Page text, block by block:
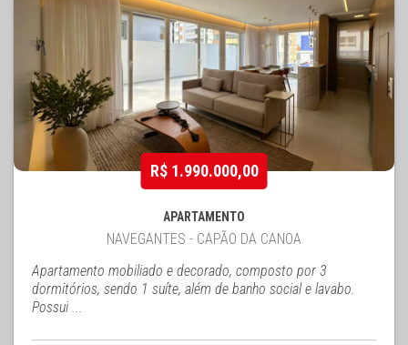
R$ 1.990.000,00
APARTAMENTO
NAVEGANTES - CAPÃO DA CANOA
Apartamento mobiliado e decorado, composto por 3
dormitórios, sendo 1 suíte, além de banho social e lavabo.
Possui ...